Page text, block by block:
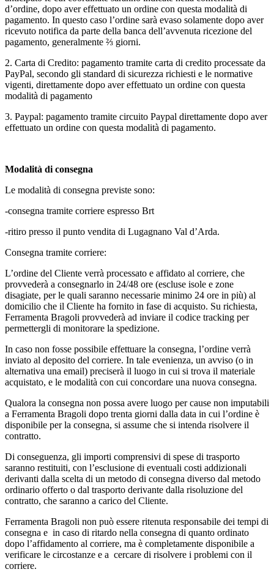
d’ordine, dopo aver effettuato un ordine con questa modalità di
pagamento. In questo caso l’ordine sarà evaso solamente dopo aver
ricevuto notifica da parte della banca dell’avvenuta ricezione del
pagamento, generalmente ⅔ giorni.
2. Carta di Credito: pagamento tramite carta di credito processate da
PayPal, secondo gli standard di sicurezza richiesti e le normative
vigenti, direttamente dopo aver effettuato un ordine con questa
modalità di pagamento
3. Paypal: pagamento tramite circuito Paypal direttamente dopo aver
effettuato un ordine con questa modalità di pagamento.
Modalità di consegna
Le modalità di consegna previste sono:
-consegna tramite corriere espresso Brt
-ritiro presso il punto vendita di Lugagnano Val d’Arda.
Consegna tramite corriere:
L’ordine del Cliente verrà processato e affidato al corriere, che
provvederà a consegnarlo in 24/48 ore (escluse isole e zone
disagiate, per le quali saranno necessarie minimo 24 ore in più) al
domicilio che il Cliente ha fornito in fase di acquisto. Su richiesta,
Ferramenta Bragoli provvederà ad inviare il codice tracking per
permettergli di monitorare la spedizione.
In caso non fosse possibile effettuare la consegna, l’ordine verrà
inviato al deposito del corriere. In tale evenienza, un avviso (o in
alternativa una email) preciserà il luogo in cui si trova il materiale
acquistato, e le modalità con cui concordare una nuova consegna.
Qualora la consegna non possa avere luogo per cause non imputabili
a Ferramenta Bragoli dopo trenta giorni dalla data in cui l’ordine è
disponibile per la consegna, si assume che si intenda risolvere il
contratto.
Di conseguenza, gli importi comprensivi di spese di trasporto
saranno restituiti, con l’esclusione di eventuali costi addizionali
derivanti dalla scelta di un metodo di consegna diverso dal metodo
ordinario offerto o dal trasporto derivante dalla risoluzione del
contratto, che saranno a carico del Cliente.
Ferramenta Bragoli non può essere ritenuta responsabile dei tempi di
consegna e in caso di ritardo nella consegna di quanto ordinato
dopo l’affidamento al corriere, ma è completamente disponibile a
verificare le circostanze e a cercare di risolvere i problemi con il
corriere.